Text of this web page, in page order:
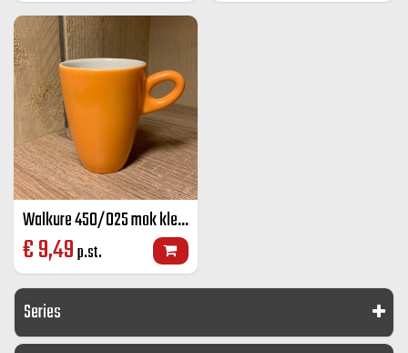
Series
Walkure 450/025 mok kleur 25 cl
€9,49p.st.